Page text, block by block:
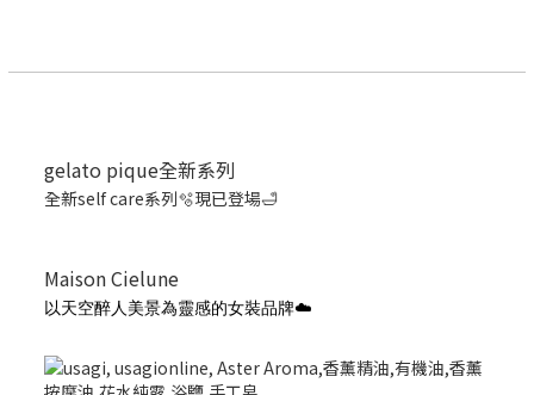
gelato pique全新系列
全新self care系列🫧現已登場🛁
Maison Cielune
以天空醉人美景為靈感的女裝品牌☁️